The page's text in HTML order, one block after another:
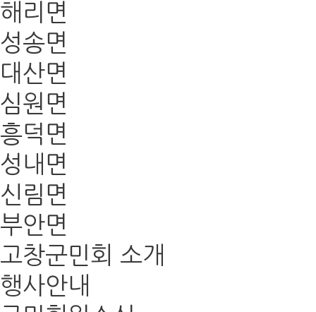
해리면
성송면
대산면
심원면
흥덕면
성내면
신림면
부안면
고창군민회 소개
행사안내